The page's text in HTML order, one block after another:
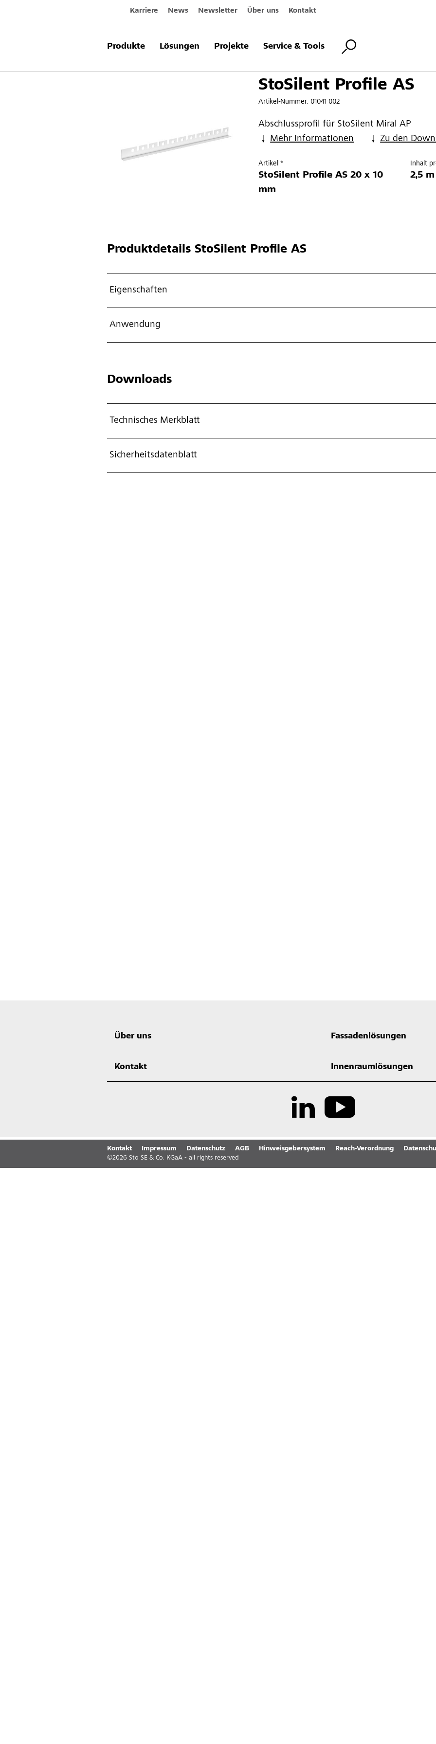
Karriere News Newsletter Über uns Kontakt
Produkte Lösungen Projekte Service & Tools
Produkte & Systeme StoSilent Profile AS
StoSilent Profile AS
Artikel-Nummer: 01041-002
Abschlussprofil für StoSilent Miral AP
Mehr Informationen
Zu den
Artikel *
StoSilent Profile AS 20 x 10
mm
Inhalt
2,5
ProduktdetailsStoSilent Profile AS
Eigenschaften
Anwendung
Downloads
Technisches Merkblatt
Sicherheitsdatenblatt
Über uns Fassadenlösungen
Kontakt Innenraumlösungen
Kontakt Impressum Datenschutz AGB Hinweisgebersystem Reach-Verordnung
©2026 Sto SE & Co. KGaA - all rights reserved